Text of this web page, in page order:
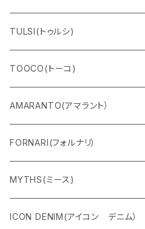
スウェット
ロングＴシャツ
パンツ
フーディー
ZIPパーカー
ハーフスリーブ
サングラス
メガネフレーム
マスク
TULSI(トゥルシ)
ブレスレット
リング
ベルト
バック
TOOCO(トーコ)
シャルパベスト
水着
カーディガン
シャツ
AMARANTO(アマラント）
セーター
カーディガン
コート
FORNARI(フォルナリ）
リバーシブルバッグ
ストール
MYTHS(ミース)
パンツ
ICON DENIM(アイコン デニム）